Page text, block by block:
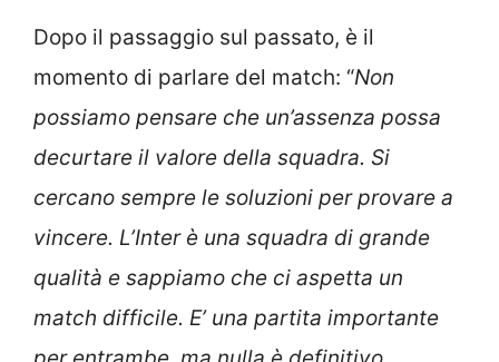
Dopo il passaggio sul passato, è il
momento di parlare del match: “Non
possiamo pensare che un’assenza possa
decurtare il valore della squadra. Si
cercano sempre le soluzioni per provare a
vincere. L’Inter è una squadra di grande
qualità e sappiamo che ci aspetta un
match difficile. E’ una partita importante